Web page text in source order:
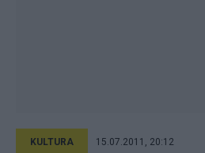
KULTURA 15.07.2011, 20:12